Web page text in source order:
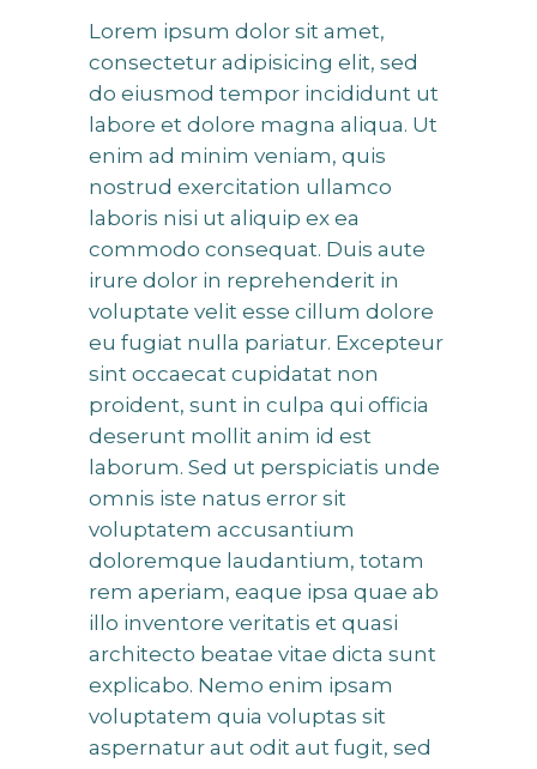
Lorem ipsum dolor sit amet,
consectetur adipisicing elit, sed
do eiusmod tempor incididunt ut
labore et dolore magna aliqua. Ut
enim ad minim veniam, quis
nostrud exercitation ullamco
laboris nisi ut aliquip ex ea
commodo consequat. Duis aute
irure dolor in reprehenderit in
voluptate velit esse cillum dolore
eu fugiat nulla pariatur. Excepteur
sint occaecat cupidatat non
proident, sunt in culpa qui officia
deserunt mollit anim id est
laborum. Sed ut perspiciatis unde
omnis iste natus error sit
voluptatem accusantium
doloremque laudantium, totam
rem aperiam, eaque ipsa quae ab
illo inventore veritatis et quasi
architecto beatae vitae dicta sunt
explicabo. Nemo enim ipsam
voluptatem quia voluptas sit
aspernatur aut odit aut fugit, sed